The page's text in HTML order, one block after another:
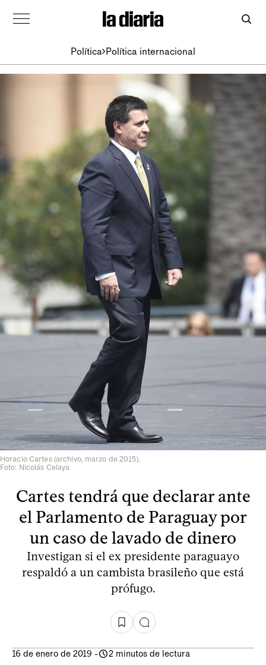
Política Política internacional
Horacio Cartes (archivo, marzo de 2015).
Foto: Nicolás Celaya
Cartes tendrá que declarar ante
el Parlamento de Paraguay por
un caso de lavado de dinero
Investigan si el ex presidente paraguayo
respaldó a un cambista brasileño que está
prófugo.
16 de enero de 2019 - 2 minutos de lectura